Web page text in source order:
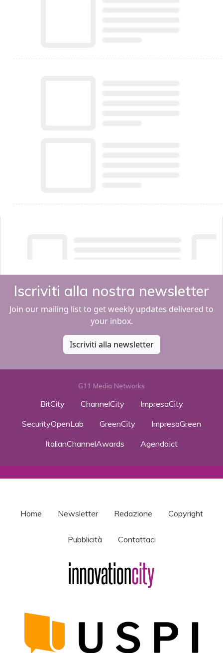
Iscriviti alla nostra newsletter
Join our mailing list to get weekly updates delivered to
your inbox.
Iscriviti alla newsletter
G11 Media Networks
BitCity ChannelCity
ImpresaCity
SecurityOpenLab
GreenCity
ImpresaGreen
ItalianChannelAwards
AgendaIct
Home Newsletter Redazione Copyright
Pubblicità Contattaci